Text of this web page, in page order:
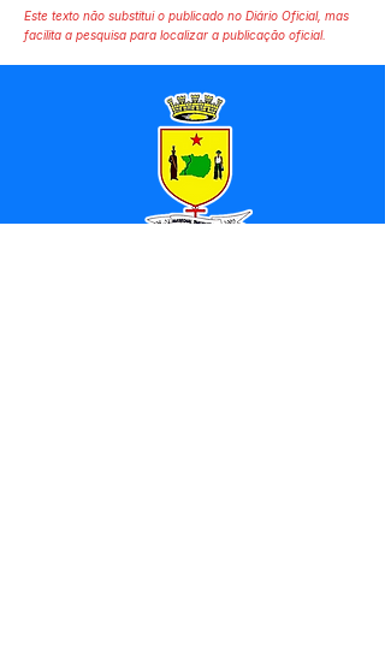
Este texto não substitui o publicado no Diário Oficial, mas
facilita a pesquisa para localizar a publicação oficial.